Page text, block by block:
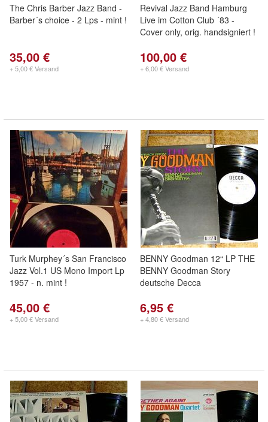
The Chris Barber Jazz Band -
Barber´s choice - 2 Lps - mint !
35,00 €
+ 5,00 € Versand
Revival Jazz Band Hamburg
Live im Cotton Club ´83 -
Cover only, orig. handsigniert !
100,00 €
+ 6,00 € Versand
Turk Murphey´s San Francisco
Jazz Vol.1 US Mono Import Lp
1957 - n. mint !
45,00 €
+ 5,00 € Versand
BENNY Goodman 12“ LP THE
BENNY Goodman Story
deutsche Decca
6,95 €
+ 4,80 € Versand